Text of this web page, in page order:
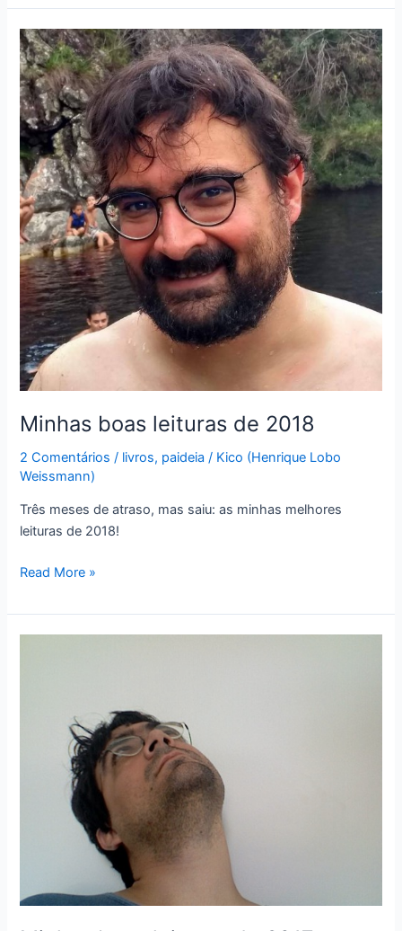
leituras
de
2020
Minhas boas leituras de 2018
2 Comentários / livros, paideia / Kico (Henrique Lobo
Weissmann)
Três meses de atraso, mas saiu: as minhas melhores
leituras de 2018!
Minhas
leituras
de
Read More »